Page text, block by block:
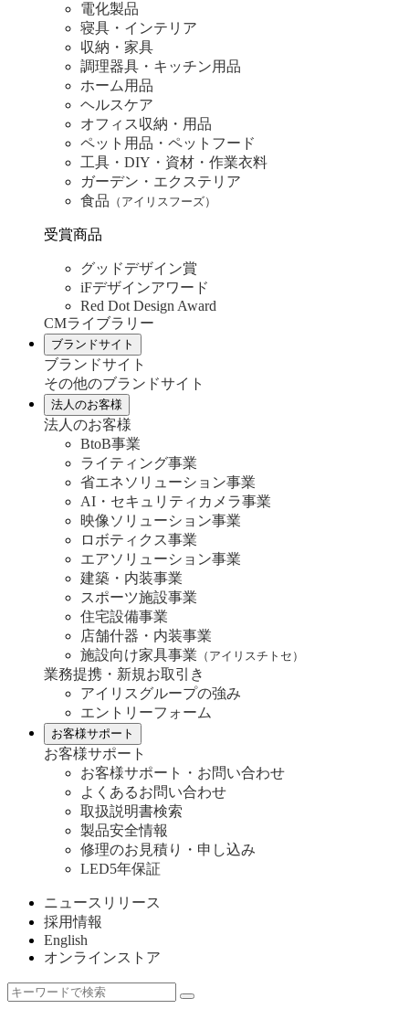
電化製品
寝具・インテリア
収納・家具
調理器具・キッチン用品
ホーム用品
ヘルスケア
オフィス収納・用品
ペット用品・ペットフード
工具・DIY・資材・作業衣料
ガーデン・エクステリア
食品 （アイリスフーズ）
受賞商品
グッドデザイン賞
iFデザインアワード
Red Dot Design Award
CMライブラリー
ブランドサイト
ブランドサイト
その他のブランドサイト
法人のお客様
法人のお客様
BtoB事業
ライティング事業
省エネソリューション事業
AI・セキュリティカメラ事業
映像ソリューション事業
ロボティクス事業
エアソリューション事業
建築・内装事業
スポーツ施設事業
住宅設備事業
店舗什器・内装事業
施設向け家具事業 （アイリスチトセ）
業務提携・新規お取引き
アイリスグループの強み
エントリーフォーム
お客様サポート
お客様サポート
お客様サポート・お問い合わせ
よくあるお問い合わせ
取扱説明書検索
製品安全情報
修理のお見積り・申し込み
LED5年保証
ニュースリリース
採用情報
English
オンラインストア